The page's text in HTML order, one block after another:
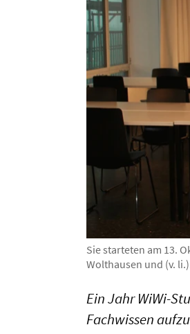
Sie starteten am 13.
Wolthausen und (v.
Ein Jahr WiWi-
Fachwissen